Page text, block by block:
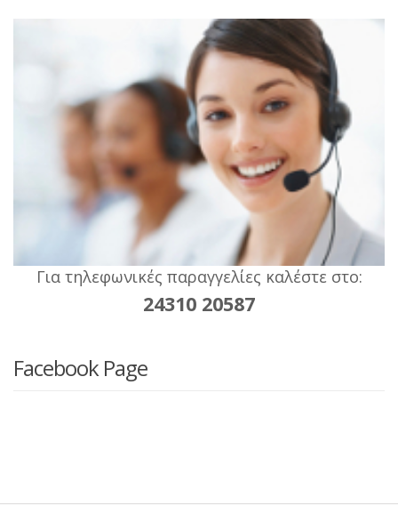
Για τηλεφωνικές παραγγελίες καλέστε στο:
24310 20587
Facebook Page